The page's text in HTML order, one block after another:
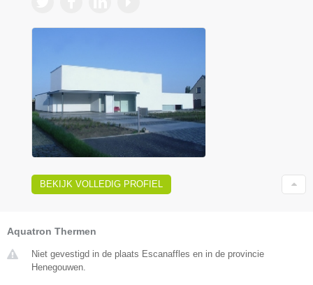
BEKIJK VOLLEDIG PROFIEL
Aquatron Thermen
Niet gevestigd in de plaats Escanaffles en in de provincie
Henegouwen.